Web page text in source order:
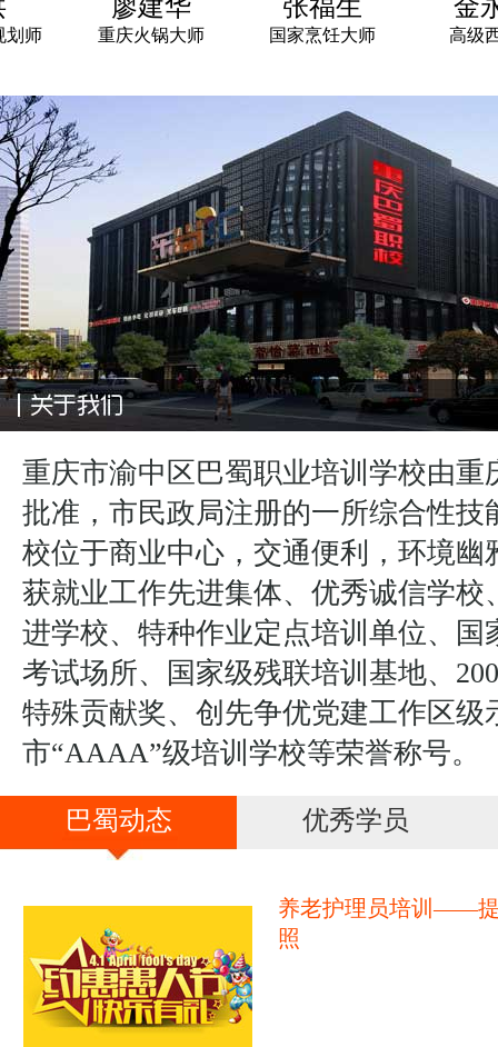
廖建华
重庆火锅大师
张福生
国家烹饪大师
金永云
高级西点师
重庆市渝中区巴蜀职业培训学校由重
批准，市民政局注册的一所综合性技
校位于商业中心，交通便利，环境幽
获就业工作先进集体、优秀诚信学校
进学校、特种作业定点培训单位、国
考试场所、国家级残联培训基地、
特殊贡献奖、创先争优党建工作区级
市“AAAA”级培训学校等荣誉称号。
巴蜀动态 优秀学员
养老护理员培训——
照